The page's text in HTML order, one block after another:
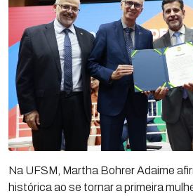
Na UFSM, Martha Bohrer Adaime
histórica ao se tornar a primeira